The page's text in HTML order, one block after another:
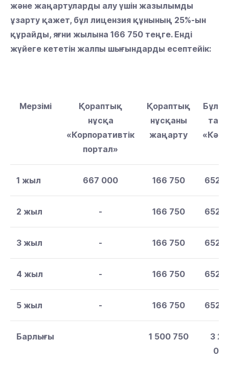
және жаңартуларды алу үшін жазылымды
ұзарту қажет, бұл лицензия құнының 25%-ын
құрайды, яғни жылына 166 750 теңге. Енді
жүйеге кететін жалпы шығындарды есептейік:
Мерзімі
Қораптық
нұсқа
«Корпоративтік
портал»
Қораптық
нұсқаны
жаңарту
1 жыл 667 000 166 750 652
2 жыл - 166 750 652
3 жыл - 166 750 652
4 жыл - 166 750 652
5 жыл - 166 750 652
Барлығы 1 500 750
3